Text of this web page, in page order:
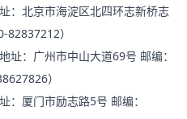
北京市海淀区北四环志新桥志
）
：广州市中山大道69号 邮编：
）
厦门市励志路5号 邮编：